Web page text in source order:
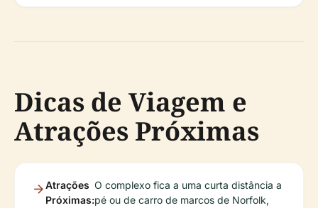
Dicas de Viagem e
Atrações Próximas
Atrações
Próximas:
O complexo fica a uma curta distância a
pé ou de carro de marcos de Norfolk,